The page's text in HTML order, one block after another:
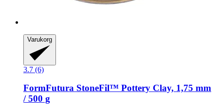
Varukorg
3.7 (6)
FormFutura StoneFil™ Pottery Clay, 1,75 mm
/ 500 g